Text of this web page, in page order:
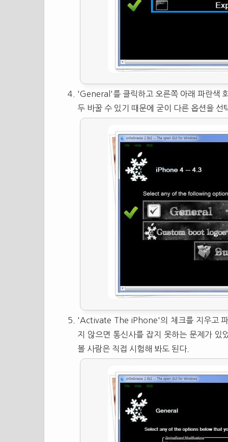
'General'를 클릭하고 오른쪽 아래 파란색
두 바꿀 수 있기 때문에 굳이 다른 옵션을 선
'Activate The iPhone'의 체크를 지우고 파
지 않으면 통신사를 잡지 못하는 문제가
볼 사람은 직접 시험해 봐도 된다.